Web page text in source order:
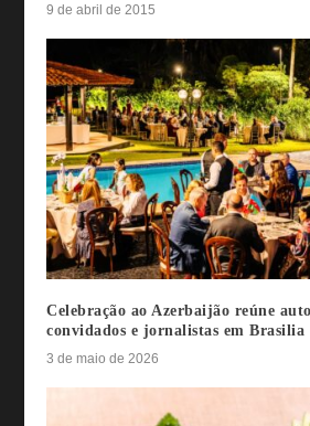
9 de abril de 2015
Celebração ao Azerbaijão reúne
convidados e jornalistas em Brasilia
3 de maio de 2026